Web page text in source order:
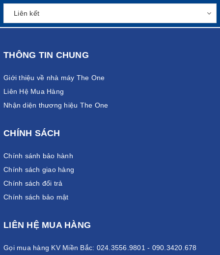
THÔNG TIN CHUNG
Giới thiệu về nhà máy The One
Liên Hệ Mua Hàng
Nhận diện thương hiệu The One
CHÍNH SÁCH
Chính sánh bảo hành
Chính sách giao hàng
Chính sách đổi trả
Chính sách bảo mật
LIÊN HỆ MUA HÀNG
Gọi mua hàng KV Miền Bắc: 024.3556.9801 - 090.3420.678